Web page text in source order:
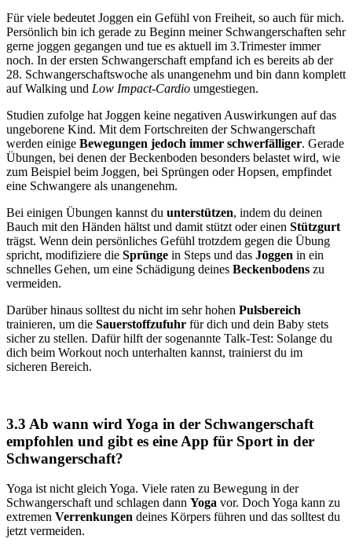
Für viele bedeutet Joggen ein Gefühl von Freiheit, so auch für mich.
Persönlich bin ich gerade zu Beginn meiner Schwangerschaften sehr
gerne joggen gegangen und tue es aktuell im 3.Trimester immer
noch. In der ersten Schwangerschaft empfand ich es bereits ab der
28. Schwangerschaftswoche als unangenehm und bin dann komplett
auf Walking und Low Impact-Cardio umgestiegen.
Studien zufolge hat Joggen keine negativen Auswirkungen auf das
ungeborene Kind. Mit dem Fortschreiten der Schwangerschaft
werden einige Bewegungen jedoch immer schwerfälliger. Gerade
Übungen, bei denen der Beckenboden besonders belastet wird, wie
zum Beispiel beim Joggen, bei Sprüngen oder Hopsen, empfindet
eine Schwangere als unangenehm.
Bei einigen Übungen kannst du unterstützen, indem du deinen
Bauch mit den Händen hältst und damit stützt oder einen Stützgurt
trägst. Wenn dein persönliches Gefühl trotzdem gegen die Übung
spricht, modifiziere die Sprünge in Steps und das Joggen in ein
schnelles Gehen, um eine Schädigung deines Beckenbodens zu
vermeiden.
Darüber hinaus solltest du nicht im sehr hohen Pulsbereich
trainieren, um die Sauerstoffzufuhr für dich und dein Baby stets
sicher zu stellen. Dafür hilft der sogenannte Talk-Test: Solange du
dich beim Workout noch unterhalten kannst, trainierst du im
sicheren Bereich.
3.3 Ab wann wird Yoga in der Schwangerschaft
empfohlen und gibt es eine App für Sport in der
Schwangerschaft?
Yoga ist nicht gleich Yoga. Viele raten zu Bewegung in der
Schwangerschaft und schlagen dann Yoga vor. Doch Yoga kann zu
extremen Verrenkungen deines Körpers führen und das solltest du
jetzt vermeiden.